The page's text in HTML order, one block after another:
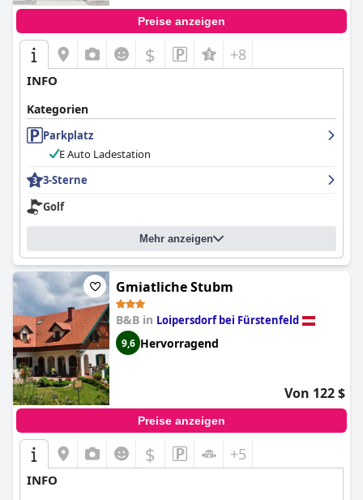
Preise anzeigen
$ +8
INFO
Kategorien
Parkplatz
E Auto Ladestation
3-Sterne
Golf
Mehr anzeigen
Gmiatliche Stubm
B&B in Loipersdorf bei Fürstenfeld
9,6 Hervorragend
Von 122 $
Preise anzeigen
$ +5
INFO